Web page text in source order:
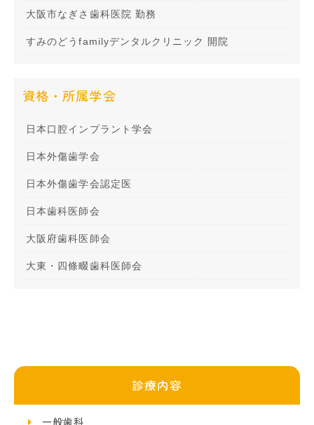
大阪市なぎさ歯科医院 勤務
すみのどうfamilyデンタルクリニック 開院
資格・所属学会
日本口腔インプラント学会
日本外傷歯学会
日本外傷歯学会認定医
日本歯科医師会
大阪府歯科医師会
大東・四條畷歯科医師会
診療内容
一般歯科